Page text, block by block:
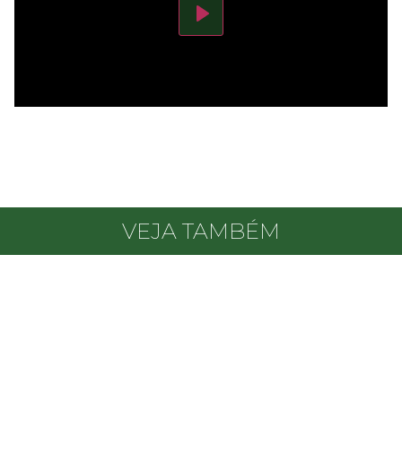
Play
VEJA TAMBÉM